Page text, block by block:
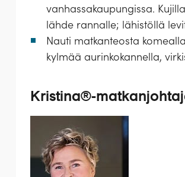
vanhassakaupungissa.
lähde rannalle; lähistöllä
Nauti matkanteosta
kylmää aurinkokannella,
Kristina®-